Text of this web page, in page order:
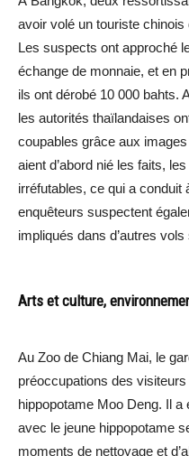
avoir volé un touriste
Les suspects ont approché
échange de monnaie, et en
ils ont dérobé 10 000 bahts.
les autorités thaïlandaises
coupables grâce aux
aient d’abord nié les faits,
irréfutables, ce qui a conduit
enquêteurs suspectent
impliqués dans d’autres
Arts et culture,
Au Zoo de Chiang Mai, le
préoccupations des
hippopotame Moo Deng. Il
avec le jeune hippopotame
moments de nettoyage et